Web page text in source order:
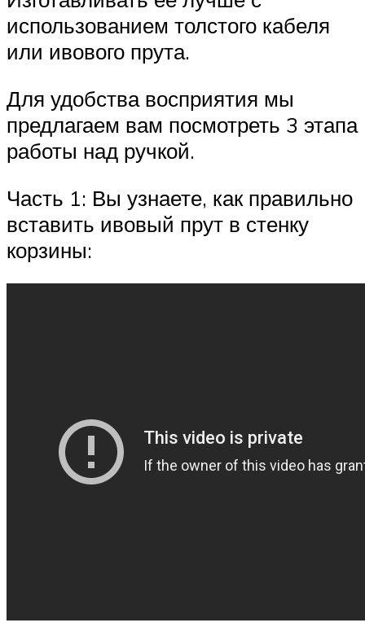
использованием толстого кабеля
или ивового прута.
Для удобства восприятия мы
предлагаем вам посмотреть 3 этапа
работы над ручкой.
Часть 1: Вы узнаете, как правильно
вставить ивовый прут в стенку
корзины: